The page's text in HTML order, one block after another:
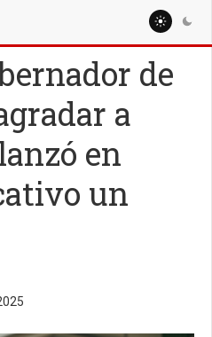
de
a
en
un